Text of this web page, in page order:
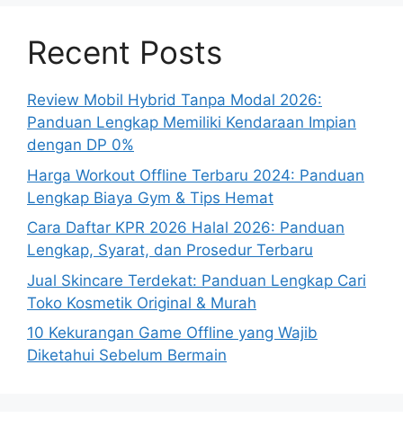
Recent Posts
Review Mobil Hybrid Tanpa Modal 2026:
Panduan Lengkap Memiliki Kendaraan Impian
dengan DP 0%
Harga Workout Offline Terbaru 2024: Panduan
Lengkap Biaya Gym & Tips Hemat
Cara Daftar KPR 2026 Halal 2026: Panduan
Lengkap, Syarat, dan Prosedur Terbaru
Jual Skincare Terdekat: Panduan Lengkap Cari
Toko Kosmetik Original & Murah
10 Kekurangan Game Offline yang Wajib
Diketahui Sebelum Bermain